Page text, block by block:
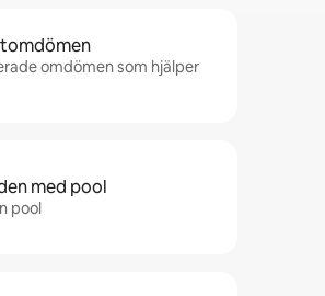
omdömen som hjälper
med pool
pool